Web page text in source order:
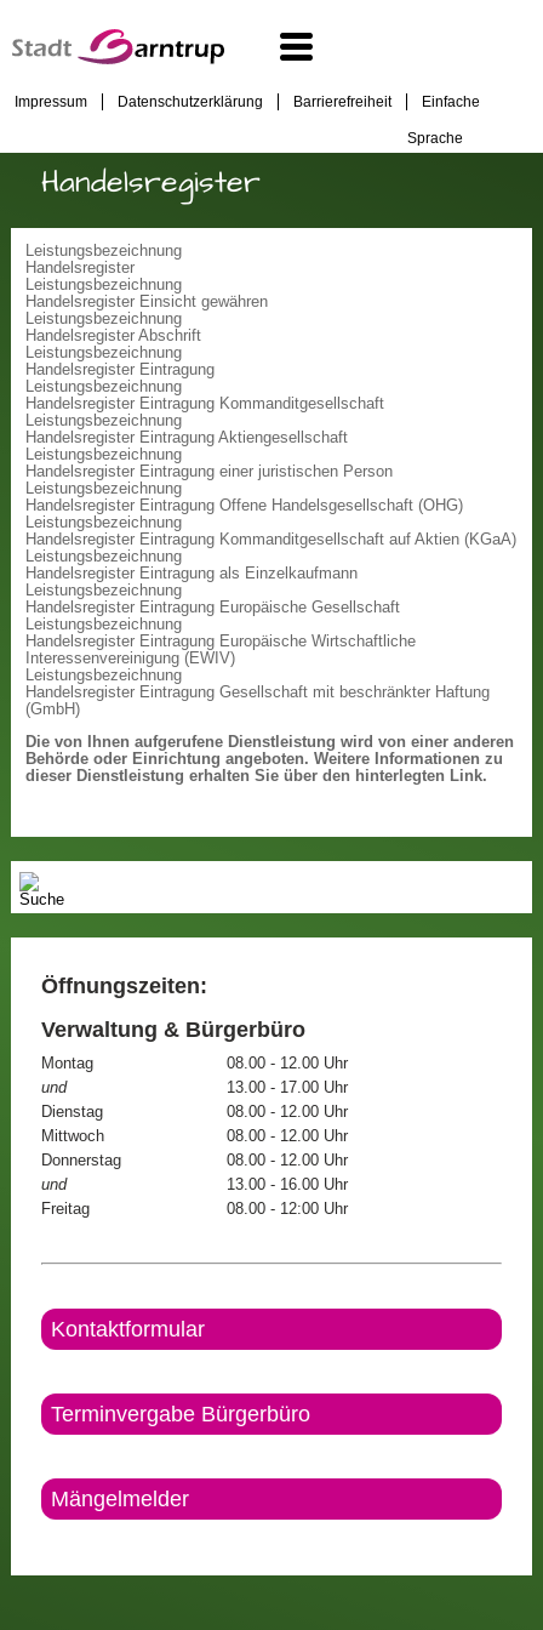
Impressum Datenschutzerklärung Barrierefreiheit Einfache
Sprache
Handelsregister
Leistungsbezeichnung
Handelsregister
Leistungsbezeichnung
Handelsregister Einsicht gewähren
Leistungsbezeichnung
Handelsregister Abschrift
Leistungsbezeichnung
Handelsregister Eintragung
Leistungsbezeichnung
Handelsregister Eintragung Kommanditgesellschaft
Leistungsbezeichnung
Handelsregister Eintragung Aktiengesellschaft
Leistungsbezeichnung
Handelsregister Eintragung einer juristischen Person
Leistungsbezeichnung
Handelsregister Eintragung Offene Handelsgesellschaft (OHG)
Leistungsbezeichnung
Handelsregister Eintragung Kommanditgesellschaft auf Aktien (KGaA)
Leistungsbezeichnung
Handelsregister Eintragung als Einzelkaufmann
Leistungsbezeichnung
Handelsregister Eintragung Europäische Gesellschaft
Leistungsbezeichnung
Handelsregister Eintragung Europäische Wirtschaftliche
Interessenvereinigung (EWIV)
Leistungsbezeichnung
Handelsregister Eintragung Gesellschaft mit beschränkter Haftung
(GmbH)
Die von Ihnen aufgerufene Dienstleistung wird von einer anderen
Behörde oder Einrichtung angeboten. Weitere Informationen zu
dieser Dienstleistung erhalten Sie über den hinterlegten Link.
Öffnungszeiten:
Verwaltung & Bürgerbüro
Montag
08.00 - 12.00 Uhr
und
13.00 - 17.00 Uhr
Dienstag
08.00 - 12.00 Uhr
Mittwoch
08.00 - 12.00 Uhr
Donnerstag
08.00 - 12.00 Uhr
und
13.00 - 16.00 Uhr
Freitag
08.00 - 12:00 Uhr
Kontaktformular
Terminvergabe Bürgerbüro
Mängelmelder